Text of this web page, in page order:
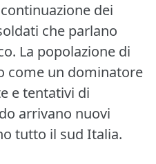
dei
che parlano
La popolazione di
come un dominatore
e tentativi di
arrivano nuovi
tutto il sud Italia.